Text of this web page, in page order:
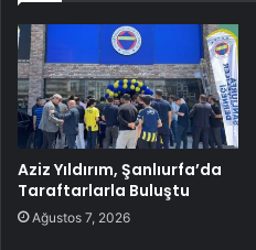
Aziz Yıldırım, Şanlıurfa’da
Taraftarlarla Buluştu
Ağustos 7, 2026